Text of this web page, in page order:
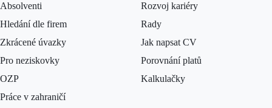
Absolventi
Hledání dle firem
Zkrácené úvazky
Pro neziskovky
OZP
Práce v zahraničí
Rozvoj kariéry
Rady
Jak napsat CV
Porovnání platů
Kalkulačky